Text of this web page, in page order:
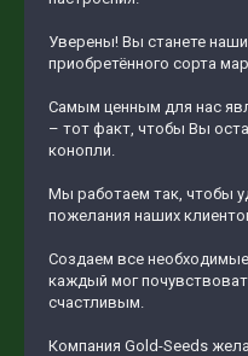
Уверены! Вы станете
приобретённого сорта
Самым ценным для нас
– тот факт, чтобы Вы
конопли.
Мы работаем так, чтобы
пожелания наших
Создаем все
каждый мог
счастливым.
Компания Gold-Seeds